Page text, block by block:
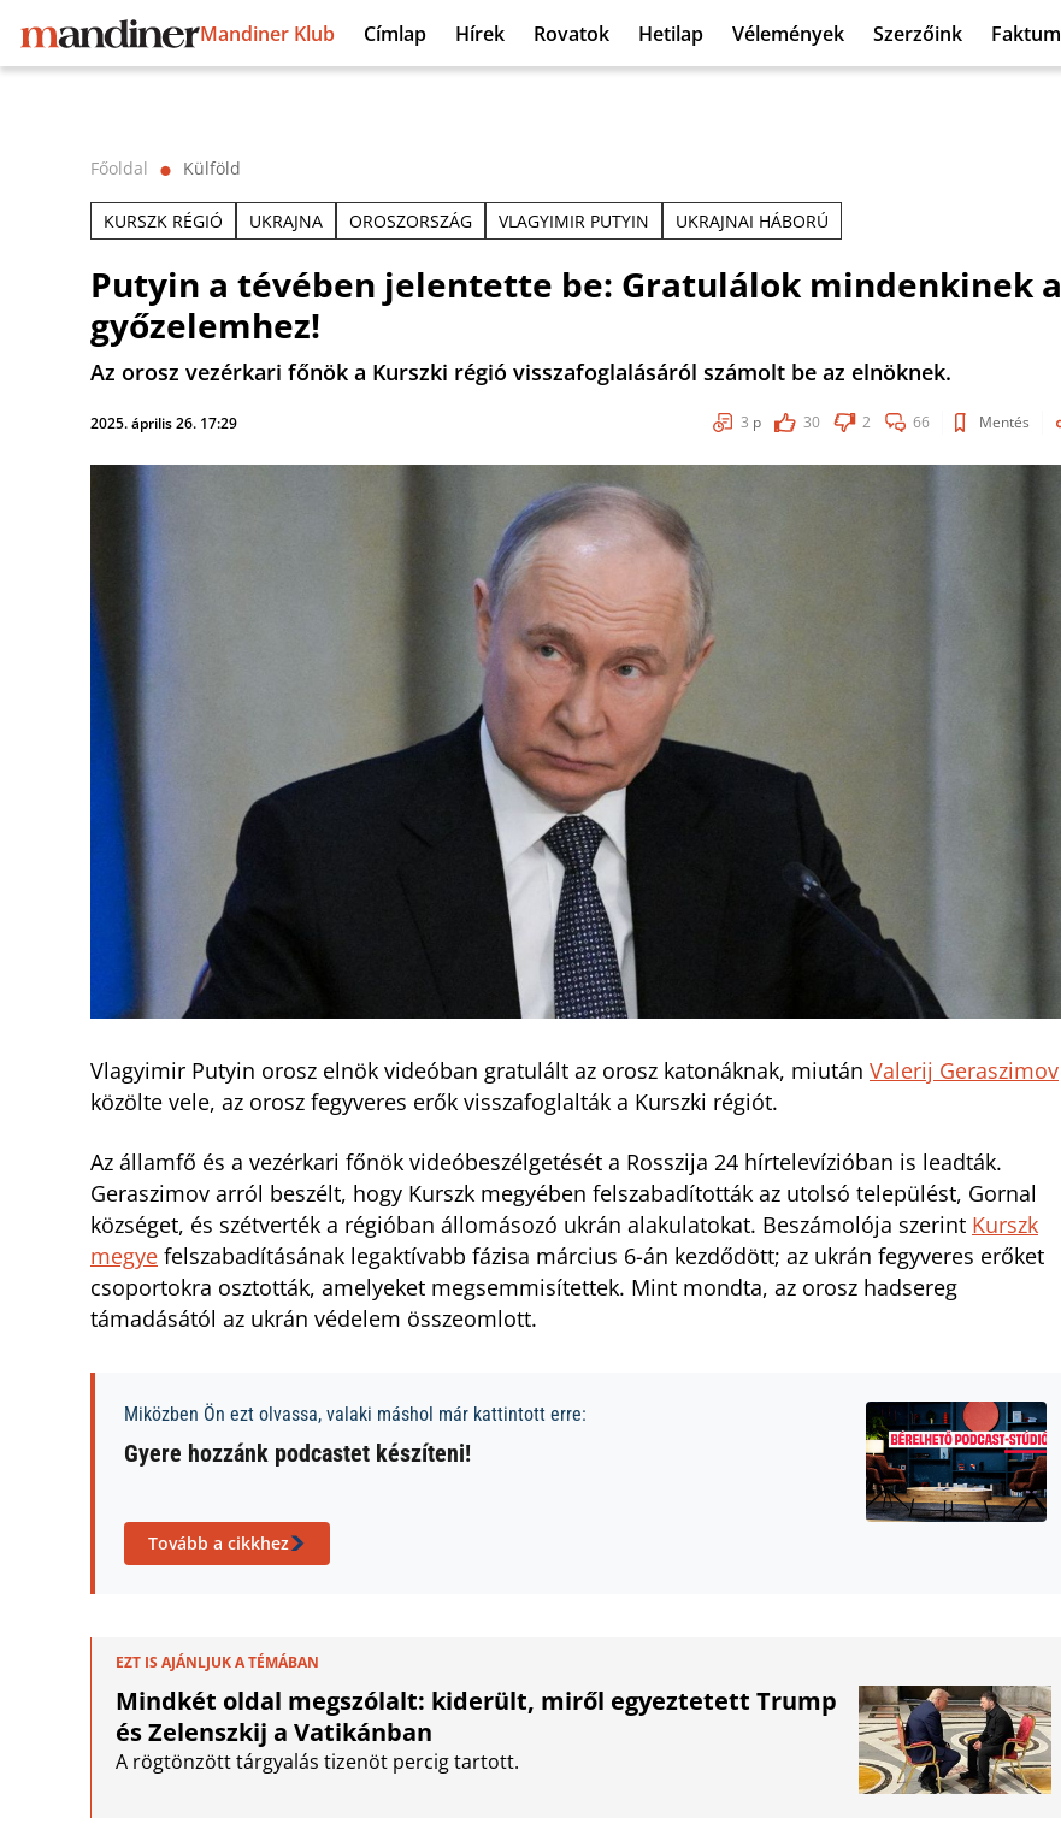
Mandiner Klub Címlap Hírek Rovatok Hetilap Vélemények Szerzőink Faktum
Főoldal ⬤ Külföld
KURSZK RÉGIÓ UKRAJNA OROSZORSZÁG VLAGYIMIR PUTYIN UKRAJNAI HÁBORÚ
Putyin a tévében jelentette be: Gratulálok mindenkinek a
győzelemhez!
Az orosz vezérkari főnök a Kurszki régió visszafoglalásáról számolt be az elnöknek.
2025. április 26. 17:29 3 p 30 2 66 Mentés
Vlagyimir Putyin orosz elnök videóban gratulált az orosz katonáknak, miután Valerij Geraszimov
közölte vele, az orosz fegyveres erők visszafoglalták a Kurszki régiót.
Az államfő és a vezérkari főnök videóbeszélgetését a Rosszija 24 hírtelevízióban is leadták.
Geraszimov arról beszélt, hogy Kurszk megyében felszabadították az utolsó települést, Gornal
községet, és szétverték a régióban állomásozó ukrán alakulatokat. Beszámolója szerint Kurszk
megye felszabadításának legaktívabb fázisa március 6-án kezdődött; az ukrán fegyveres erőket
csoportokra osztották, amelyeket megsemmisítettek. Mint mondta, az orosz hadsereg
támadásától az ukrán védelem összeomlott.
Miközben Ön ezt olvassa, valaki máshol már kattintott erre:
Gyere hozzánk podcastet készíteni!
Tovább a cikkhez
EZT IS AJÁNLJUK A TÉMÁBAN
Mindkét oldal megszólalt: kiderült, miről egyeztetett Trump
és Zelenszkij a Vatikánban
A rögtönzött tárgyalás tizenöt percig tartott.